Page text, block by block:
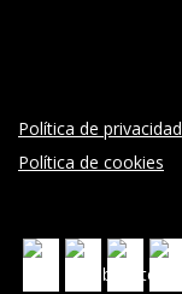
Política de privacidad
Política de cookies